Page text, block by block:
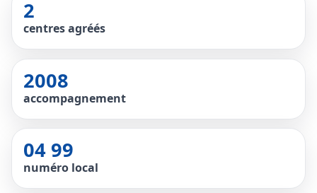
2
centres agréés
2008
accompagnement
04 99
numéro local